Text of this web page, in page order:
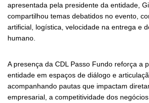
apresentada pela presidente da entidade,
compartilhou temas debatidos no evento,
artificial, logística, velocidade na entrega e
humano.
A presença da CDL Passo Fundo reforça a
entidade em espaços de diálogo e
acompanhando pautas que impactam
empresarial, a competitividade dos